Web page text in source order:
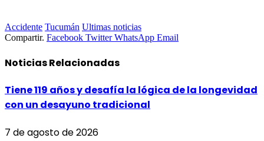
Accidente Tucumán Ultimas noticias
Compartir. Facebook Twitter WhatsApp Email
NoticiasRelacionadas
Tiene 119 años y desafía la lógica de la longevidad
con un desayuno tradicional
7 de agosto de 2026